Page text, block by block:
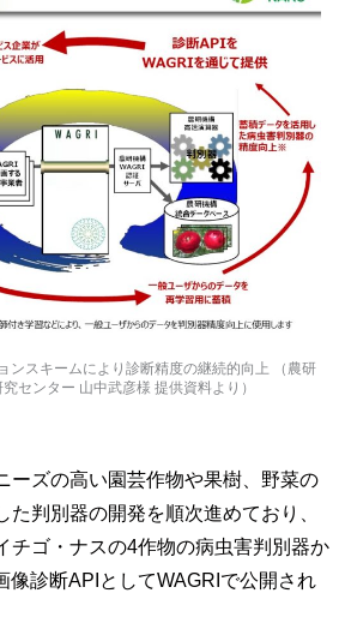
ンスキームにより診断精度の継続的向上 （農研
センター 山中武彦様 提供資料より）
ーズの高い園芸作物や果樹、野菜の
た判別器の開発を順次進めており、
チゴ・ナスの4作物の病虫害判別器か
像診断APIとしてWAGRIで公開され